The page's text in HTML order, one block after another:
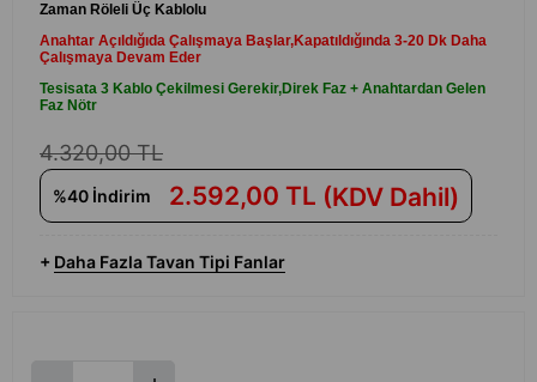
Zaman Röleli Üç Kablolu
Anahtar Açıldığıda Çalışmaya Başlar,Kapatıldığında 3-20 Dk Daha
Çalışmaya Devam Eder
Tesisata 3 Kablo Çekilmesi Gerekir,Direk Faz + Anahtardan Gelen
Faz Nötr
4.320,00 TL
%40 İndirim 2.592,00 TL (KDV Dahil)
+ Daha Fazla Tavan Tipi Fanlar